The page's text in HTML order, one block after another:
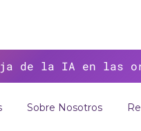
de la IA en las
Sobre Nosotros